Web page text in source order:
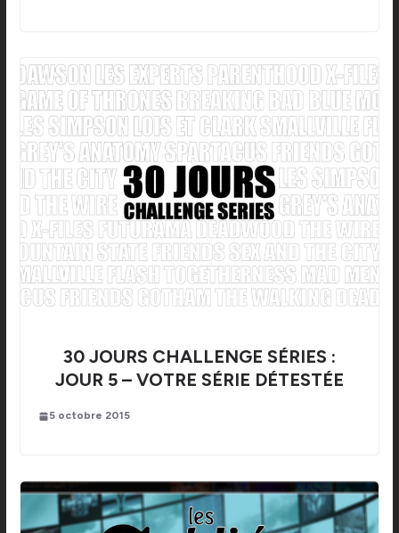
30 JOURS CHALLENGE SÉRIES :
JOUR 5 – VOTRE SÉRIE DÉTESTÉE
5 octobre 2015